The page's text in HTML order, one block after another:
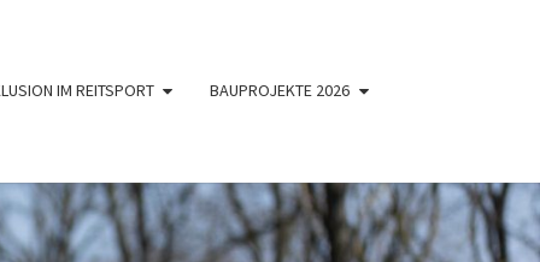
IM REITSPORT BAUPROJEKTE 2026